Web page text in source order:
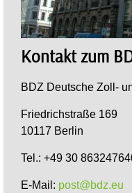
Kontakt zum
BDZ Deutsche Zoll-
Friedrichstraße 169
10117 Berlin
Tel.: +49 30
E-Mail: post@bdz.eu